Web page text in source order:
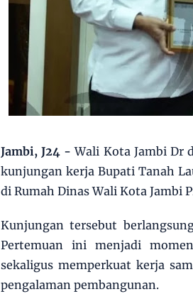
Jambi, J24 -Wali Kota Jambi Dr
kunjungan kerja Bupati Tanah
di Rumah Dinas Wali Kota Jambi
Kunjungan tersebut
Pertemuan ini menjadi
sekaligus memperkuat kerja
pengalaman pembangunan.